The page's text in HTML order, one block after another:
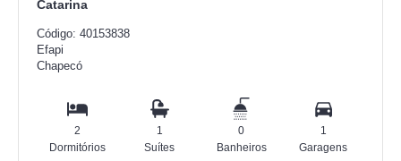
Catarina
Código: 40153838
Efapi
Chapecó
2
Dormitórios
1
Suítes
0
Banheiros
1
Garagens